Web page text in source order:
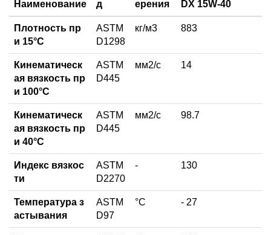
Наименование д ерения DX 15W-40
Плотность пр
и 15°C
ASTM
D1298
кг/м3 883
Кинематическ
ая вязкость пр
и 100°С
ASTM
D445
мм2/с 14
Кинематическ
ая вязкость пр
и 40°С
ASTM
D445
мм2/с 98.7
Индекс вязкос
ти
ASTM
D2270
- 130
Температура з
астывания
ASTM
D97
°C - 27